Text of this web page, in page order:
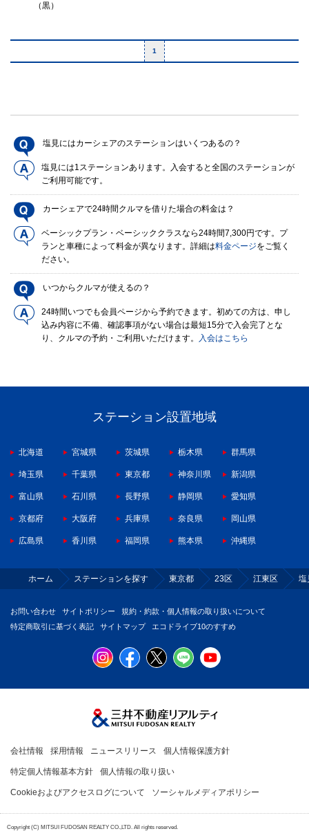
（黒）
1
塩見にはカーシェアのステーションはいくつあるの？
塩見には1ステーションあります。入会すると全国のステーションが
ご利用可能です。
カーシェアで24時間クルマを借りた場合の料金は？
ベーシックプラン・ベーシッククラスなら24時間7,300円です。プ
ランと車種によって料金が異なります。詳細は料金ページをご覧く
ださい。
いつからクルマが使えるの？
24時間いつでも会員ページから予約できます。初めての方は、申し
込み内容に不備、確認事項がない場合は最短15分で入会完了とな
り、クルマの予約・ご利用いただけます。
入会はこちら
ステーション設置地域
北海道 宮城県 茨城県 栃木県 群馬県
埼玉県 千葉県 東京都 神奈川県 新潟県
富山県 石川県 長野県 静岡県 愛知県
京都府 大阪府 兵庫県 奈良県 岡山県
広島県 香川県 福岡県 熊本県 沖縄県
ホーム ステーションを探す 東京都 23区 江東区 塩
お問い合わせ サイトポリシー
規約・約款・個人情報の取り扱いについて
特定商取引に基づく表記
サイトマップ エコドライブ10のすすめ
会社情報 採用情報 ニュースリリース 個人情報保護方針
特定個人情報基本方針 個人情報の取り扱い
Cookieおよびアクセスログについて ソーシャルメディアポリシー
Copyright (C) MITSUI FUDOSAN REALTY CO.,LTD. All rights reserved.